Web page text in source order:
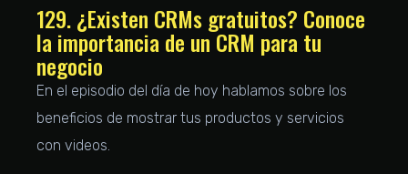
129. ¿Existen CRMs gratuitos? Conoce
la importancia de un CRM para tu
negocio
En el episodio del día de hoy hablamos sobre los
beneficios de mostrar tus productos y servicios
con videos.